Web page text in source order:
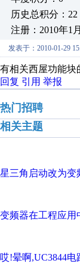
历史总积分：22
注册：2010年1
发表于：2010-01-29
有相关西屋功能块
回复 引用 举报
热门招聘
相关主题
星三角启动改为变
变频器在工程应用
哎!晕啊,UC3844电